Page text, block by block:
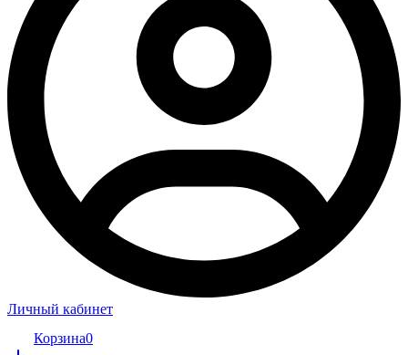
Личный кабинет
Корзина0